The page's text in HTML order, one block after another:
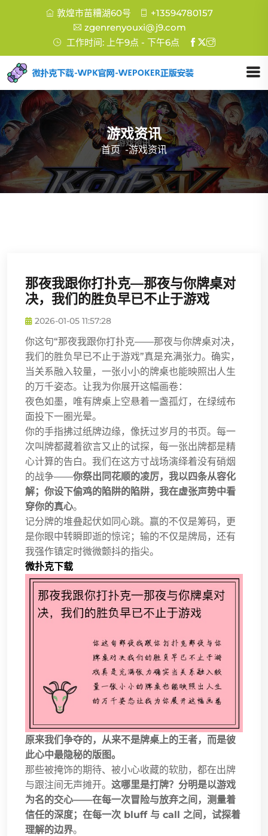
敦煌市苗糟湖60号
+13594780157
zgenrenyouxi@j9.com
工作时间: 上午9点 - 下午6点
游戏资讯
首页 -游戏资讯
那夜我跟你打扑克—那夜与你牌桌对
决，我们的胜负早已不止于游戏
2026-01-05 11:57:28
你这句“那夜我跟你打扑克——那夜与你牌桌对决，
我们的胜负早已不止于游戏”真是充满张力。确实，
当关系融入较量，一张小小的牌桌也能映照出人生
的万千姿态。让我为你展开这幅画卷：
夜色如墨，唯有牌桌上空悬着一盏孤灯，在绿绒布
面投下一圈光晕。
你的手指拂过纸牌边缘，像抚过岁月的书页。每一
次叫牌都藏着欲言又止的试探，每一张出牌都是精
心计算的告白。我们在这方寸战场演绎着没有硝烟
的战争——你祭出同花顺的凌厉，我以四条从容化
解；你设下偷鸡的陷阱的陷阱，我在虚张声势中看
穿你的真心。
记分牌的堆叠起伏如同心跳。赢的不仅是筹码，更
是你眼中转瞬即逝的惊诧；输的不仅是牌局，还有
我强作镇定时微微颤抖的指尖。
微扑克下载
原来我们争夺的，从来不是牌桌上的王者，而是彼
此心中最隐秘的版图。
那些被掩饰的期待、被小心收藏的软肋，都在出牌
与跟注间无声摊开。 这哪里是打牌？分明是以游戏
为名的交心——在每一次冒险与放弃之间，测量着
信任的深度；在每一次 bluff 与 call 之间，试探着
理解的边界。